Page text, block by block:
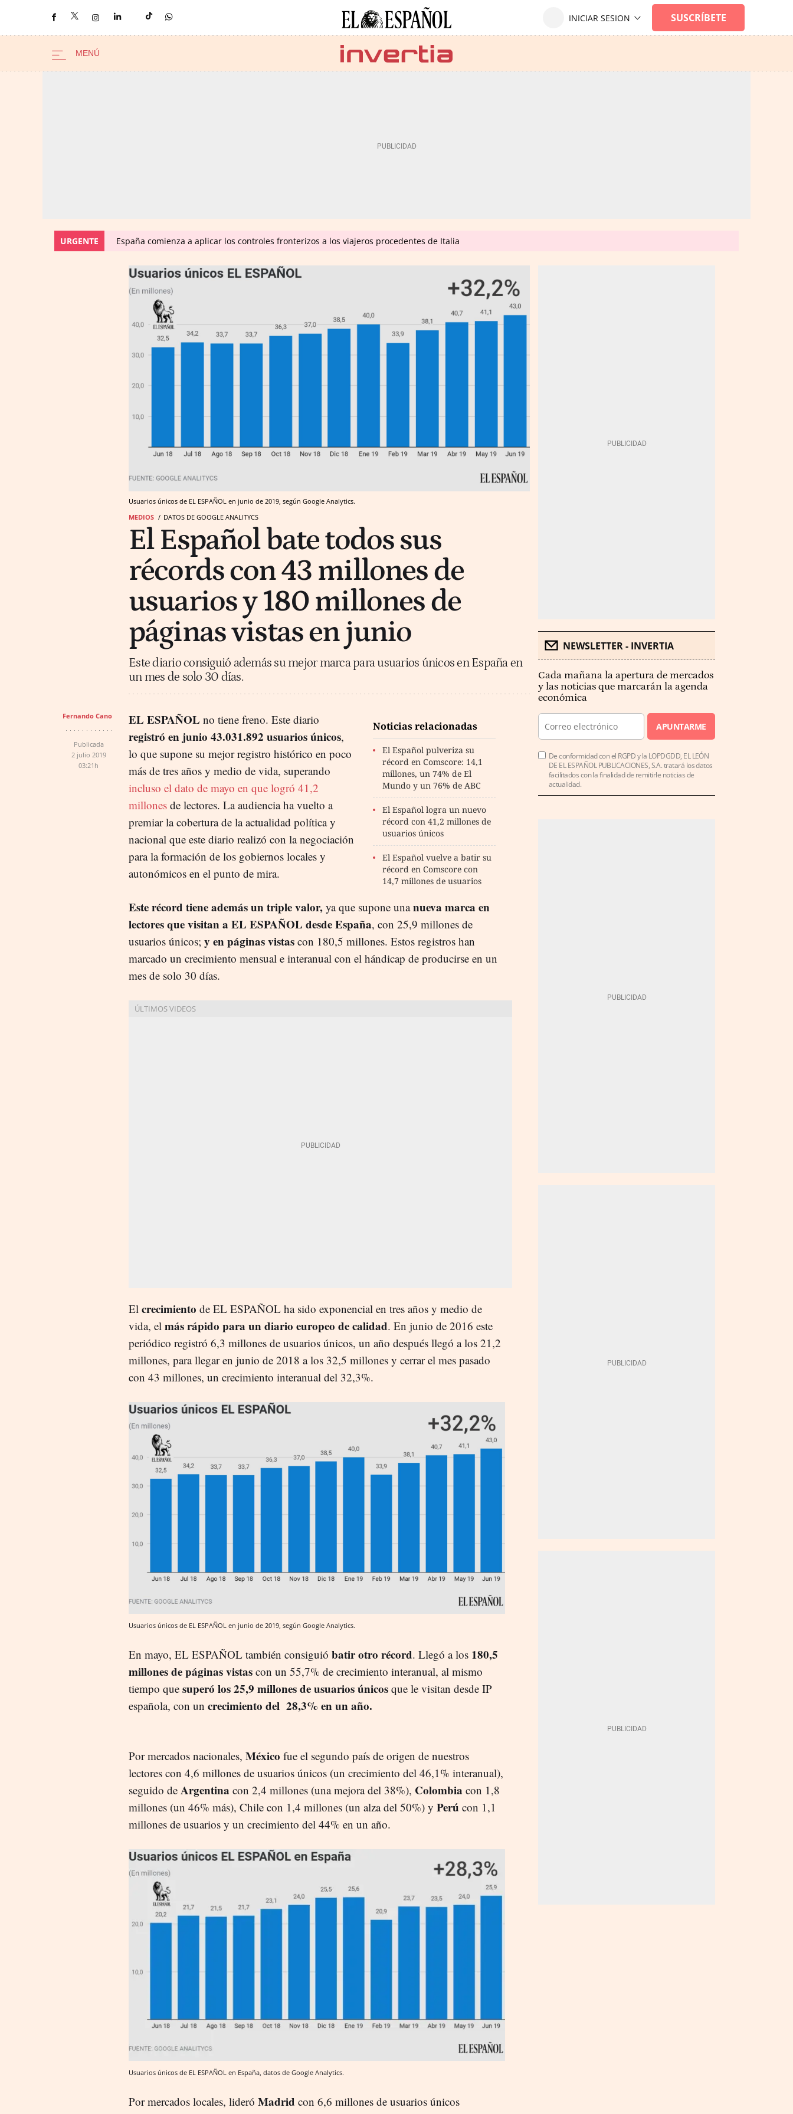
URGENTE España comienza a aplicar los controles fronterizos a los viajeros procedentes de Italia
Usuarios únicos de EL ESPAÑOL en junio de 2019, según Google Analytics.
MEDIOS
DATOS DE GOOGLE ANALITYCS
El Español bate todos sus
récords con 43 millones de
usuarios y 180 millones de
páginas vistas en junio
Este diario consiguió además su mejor marca para usuarios únicos en España en
un mes de solo 30 días.
Fernando Cano
Publicada
2 julio 2019
03:21h
Noticias relacionadas
El Español pulveriza su
récord en Comscore: 14,1
millones, un 74% de El
Mundo y un 76% de ABC
El Español logra un nuevo
récord con 41,2 millones de
usuarios únicos
El Español vuelve a batir su
récord en Comscore con
14,7 millones de usuarios
EL ESPAÑOL no tiene freno. Este diario
registró en junio 43.031.892 usuarios únicos,
lo que supone su mejor registro histórico en poco
más de tres años y medio de vida, superando
incluso el dato de mayo en que logró 41,2
millones de lectores. La audiencia ha vuelto a
premiar la cobertura de la actualidad política y
nacional que este diario realizó con la negociación
para la formación de los gobiernos locales y
autonómicos en el punto de mira.
Este récord tiene además un triple valor, ya que supone unanueva marca en
lectores que visitan a EL ESPAÑOL desde España, con 25,9 millones de
usuarios únicos; y en páginas vistas con 180,5 millones. Estos registros han
marcado un crecimiento mensual e interanual con el hándicap de producirse en un
mes de solo 30 días.
El crecimiento de EL ESPAÑOL ha sido exponencial en tres años y medio de
vida, el más rápido para un diario europeo de calidad. En junio de 2016 este
periódico registró 6,3 millones de usuarios únicos, un año después llegó a los 21,2
millones, para llegar en junio de 2018 a los 32,5 millones y cerrar el mes pasado
con 43 millones, un crecimiento interanual del 32,3%.
Usuarios únicos de EL ESPAÑOL en junio de 2019, según Google Analytics.
En mayo, EL ESPAÑOL también consiguió batir otro récord. Llegó a los 180,5
millones de páginas vistas con un 55,7% de crecimiento interanual, al mismo
tiempo que superó los 25,9 millones de usuarios únicos que le visitan desde IP
española, con un crecimiento del 28,3% en un año.
Por mercados nacionales, México fue el segundo país de origen de nuestros
lectores con 4,6 millones de usuarios únicos (un crecimiento del 46,1% interanual),
seguido de Argentina con 2,4 millones (una mejora del 38%), Colombia con 1,8
millones (un 46% más), Chile con 1,4 millones (un alza del 50%) y Perú con 1,1
millones de usuarios y un crecimiento del 44% en un año.
Usuarios únicos de EL ESPAÑOL en España, datos de Google Analytics.
Por mercados locales, lideró Madrid con 6,6 millones de usuarios únicos
NEWSLETTER - INVERTIA
Cada mañana la apertura de mercados
y las noticias que marcarán la agenda
económica
APUNTARME
De conformidad con el RGPD y la LOPDGDD, EL LEÓN
DE EL ESPAÑOL PUBLICACIONES, S.A. tratará los datos
facilitados con la finalidad de remitirle noticias de
actualidad.